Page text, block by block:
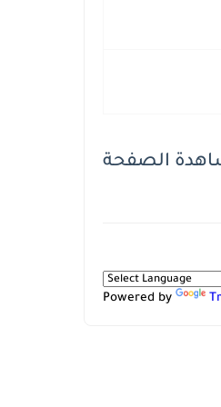
الصفحة
Powered by